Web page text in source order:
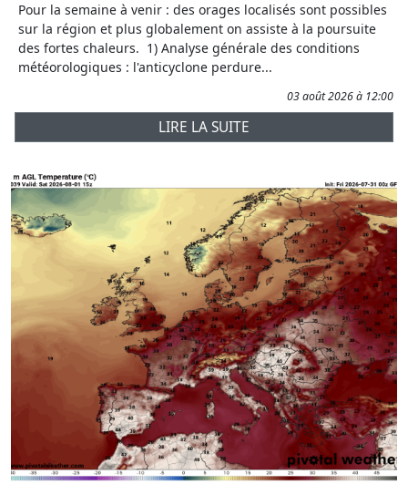
Pour la semaine à venir : des orages localisés sont possibles
sur la région et plus globalement on assiste à la poursuite
des fortes chaleurs. 1) Analyse générale des conditions
météorologiques : l'anticyclone perdure...
03 août 2026 à 12:00
LIRE LA SUITE